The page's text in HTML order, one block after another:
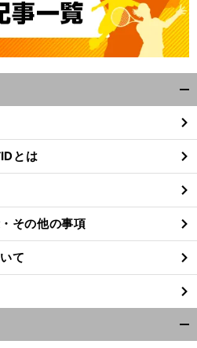
閉
る
とは
その他の事項
て